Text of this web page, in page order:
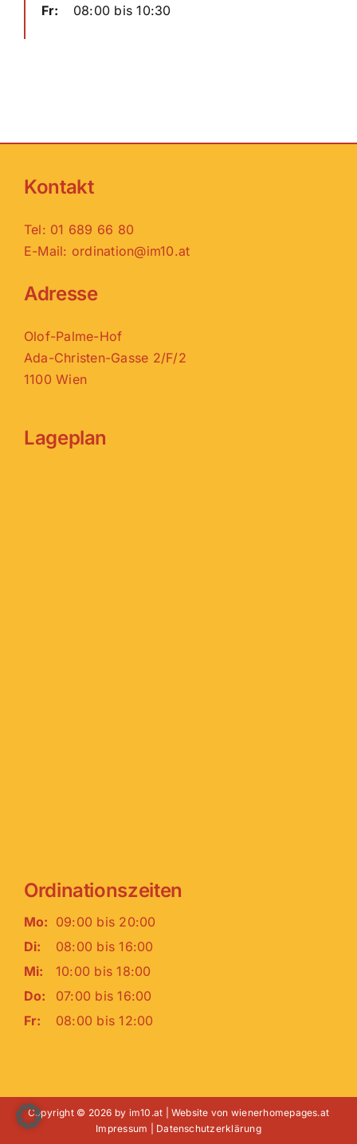
Fr:
08:00 bis 10:30
Kontakt
Tel: 01 689 66 80
E-Mail: ordination@im10.at
Adresse
Olof-Palme-Hof
Ada-Christen-Gasse 2/F/2
1100 Wien
Lageplan
Ordinationszeiten
Mo: 09:00 bis 20:00
Di:
08:00 bis 16:00
Mi:
10:00 bis 18:00
Do:
07:00 bis 16:00
Fr:
08:00 bis 12:00
Copyright © 2026 by im10.at | Website von wienerhomepages.at
Impressum
Datenschutzerklärung